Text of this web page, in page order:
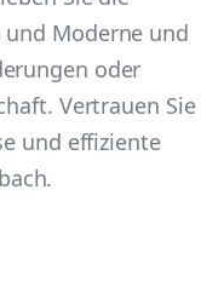
Moderne und
oder
Vertrauen Sie
und effiziente